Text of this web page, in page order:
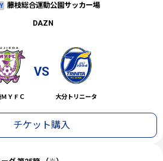
藤枝総合運動公園サッカー場
DAZN
ＹＦＣ 大分トリニータ
VS
チケット購入